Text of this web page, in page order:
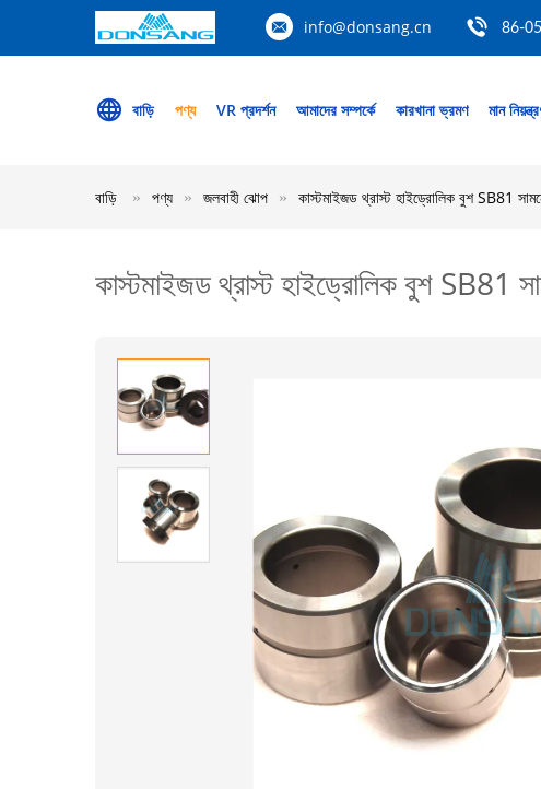
info@donsang.cn 86-
বাড়ি পণ্য VR প্রদর্শন আমাদের সম্পর্কে কারখানা ভ্রমণ মান
বাড়ি পণ্য জলবাহী ঝোপ কাস্টমাইজড থ্রাস্ট হাইড্রোলিক বুশ SB81
কাস্টমাইজড থ্রাস্ট হাইড্রোলিক বুশ SB81